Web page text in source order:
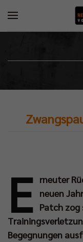
E rneuter
neuen
Patch zog
Begegnungen